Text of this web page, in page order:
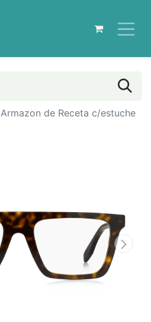
Armazon de Receta c/estuche